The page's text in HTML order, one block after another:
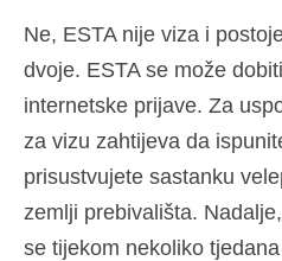
Ne, ESTA nije viza i
dvoje. ESTA se može
internetske prijave. Za
za vizu zahtijeva da
prisustvujete sastanku
zemlji prebivališta.
se tijekom nekoliko